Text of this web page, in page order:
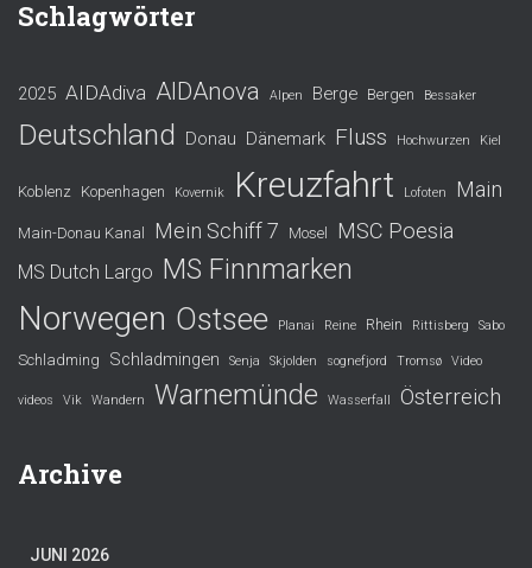
Schlagwörter
2025 AIDAdiva AIDAnova Alpen Berge Bergen Bessaker
Deutschland Donau Dänemark Fluss Hochwurzen Kiel
Koblenz Kopenhagen Kovernik Kreuzfahrt Lofoten Main
Main-Donau Kanal Mein Schiff 7 Mosel MSC Poesia
MS Dutch Largo MS Finnmarken
Norwegen Ostsee Planai Reine Rhein Rittisberg Sabo
Schladming Schladmingen Senja Skjolden sognefjord Tromsø Video
videos Vik Wandern Warnemünde Wasserfall Österreich
Archive
JUNI 2026